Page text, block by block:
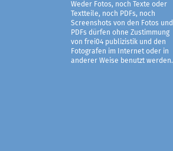
Weder Fotos, noch Texte oder
Textteile, noch PDFs, noch
Screenshots von den Fotos und
PDFs dürfen ohne Zustimmung
von frei04 publizistik und den
Fotografen im Internet oder in
anderer Weise benutzt werden.